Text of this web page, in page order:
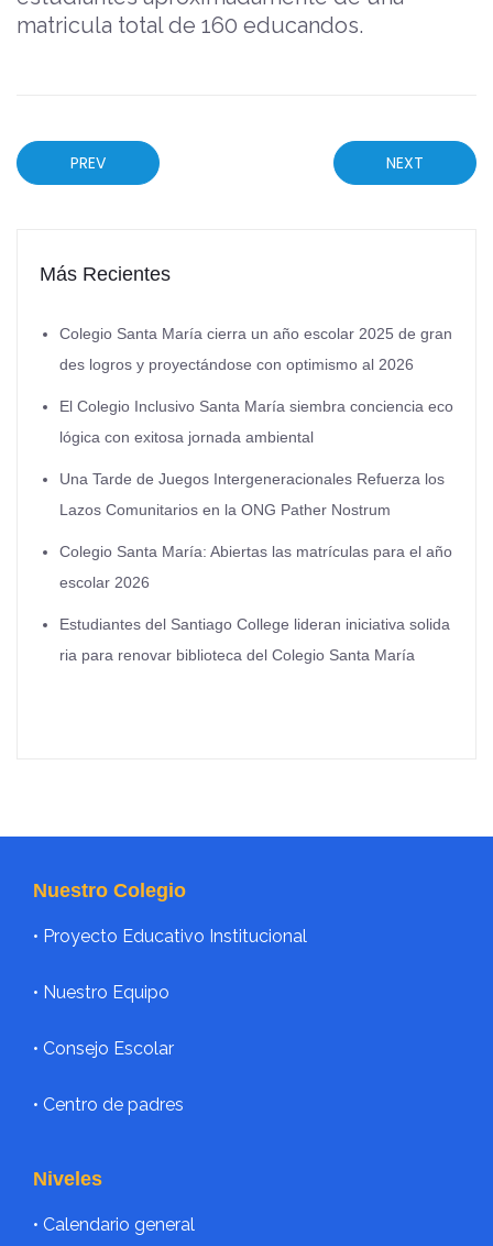
matricula total de 160 educandos.
PREV NEXT
Más Recientes
Colegio Santa María cierra un año escolar 2025 de gran
des logros y proyectándose con optimismo al 2026
El Colegio Inclusivo Santa María siembra conciencia eco
lógica con exitosa jornada ambiental
Una Tarde de Juegos Intergeneracionales Refuerza los
Lazos Comunitarios en la ONG Pather Nostrum
Colegio Santa María: Abiertas las matrículas para el año
escolar 2026
Estudiantes del Santiago College lideran iniciativa solida
ria para renovar biblioteca del Colegio Santa María
Nuestro Colegio
• Proyecto Educativo Institucional
• Nuestro Equipo
• Consejo Escolar
• Centro de padres
Niveles
• Calendario general